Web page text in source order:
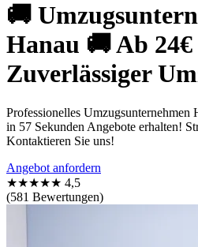
🚚
Hanau 🚚 Ab 24€
Zuverlässiger
Professionelles Umzugsunternehmen
in 57 Sekunden Angebote erhalten!
Kontaktieren Sie uns!
Angebot anfordern
★★★★★ 4,5
(581 Bewertungen)